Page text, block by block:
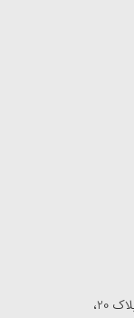
تهران،میدان جهاد، بزرگراه شهید گمنام،پلاک 20،